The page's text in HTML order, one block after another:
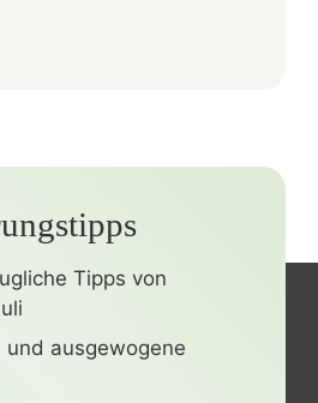
Tipps von
und ausgewogene